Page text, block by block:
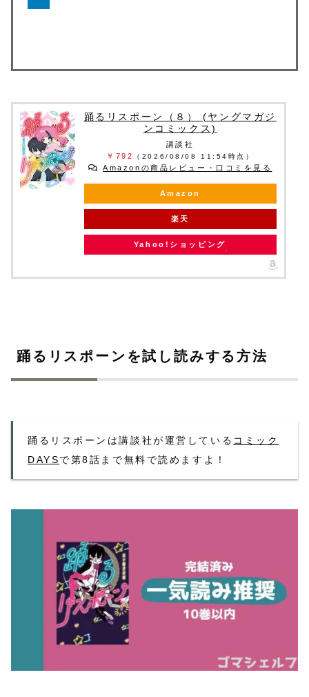
踊るリスポーン（８） (ヤングマガジ
ンコミックス)
講談社
￥792
（2026/08/08 11:54時点）
Amazonの商品レビュー・口コミを見る
Amazon
楽天
Yahoo!ショッピング
踊るリスポーンを試し読みする方法
踊るリスポーンは講談社が運営している コミック
DAYSで第8話まで無料で読めますよ！